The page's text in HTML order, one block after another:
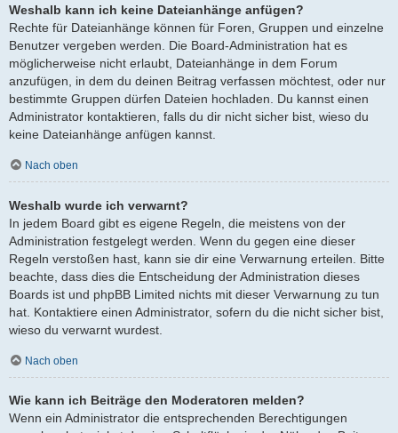
Weshalb kann ich keine Dateianhänge anfügen?
Rechte für Dateianhänge können für Foren, Gruppen und einzelne
Benutzer vergeben werden. Die Board-Administration hat es
möglicherweise nicht erlaubt, Dateianhänge in dem Forum
anzufügen, in dem du deinen Beitrag verfassen möchtest, oder nur
bestimmte Gruppen dürfen Dateien hochladen. Du kannst einen
Administrator kontaktieren, falls du dir nicht sicher bist, wieso du
keine Dateianhänge anfügen kannst.
Nach oben
Weshalb wurde ich verwarnt?
In jedem Board gibt es eigene Regeln, die meistens von der
Administration festgelegt werden. Wenn du gegen eine dieser
Regeln verstoßen hast, kann sie dir eine Verwarnung erteilen. Bitte
beachte, dass dies die Entscheidung der Administration dieses
Boards ist und phpBB Limited nichts mit dieser Verwarnung zu tun
hat. Kontaktiere einen Administrator, sofern du die nicht sicher bist,
wieso du verwarnt wurdest.
Nach oben
Wie kann ich Beiträge den Moderatoren melden?
Wenn ein Administrator die entsprechenden Berechtigungen